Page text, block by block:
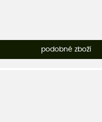
podobné zboží